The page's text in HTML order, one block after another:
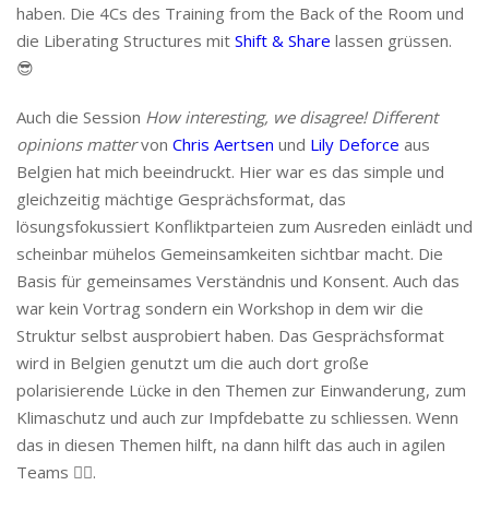
haben. Die 4Cs des Training from the Back of the Room und
die Liberating Structures mit Shift & Share lassen grüssen.
😎
Auch die Session How interesting, we disagree! Different
opinions mattervon Chris Aertsen und Lily Deforce aus
Belgien hat mich beeindruckt. Hier war es das simple und
gleichzeitig mächtige Gesprächsformat, das
lösungsfokussiert Konfliktparteien zum Ausreden einlädt und
scheinbar mühelos Gemeinsamkeiten sichtbar macht. Die
Basis für gemeinsames Verständnis und Konsent. Auch das
war kein Vortrag sondern ein Workshop in dem wir die
Struktur selbst ausprobiert haben. Das Gesprächsformat
wird in Belgien genutzt um die auch dort große
polarisierende Lücke in den Themen zur Einwanderung, zum
Klimaschutz und auch zur Impfdebatte zu schliessen. Wenn
das in diesen Themen hilft, na dann hilft das auch in agilen
Teams 👍🏼.